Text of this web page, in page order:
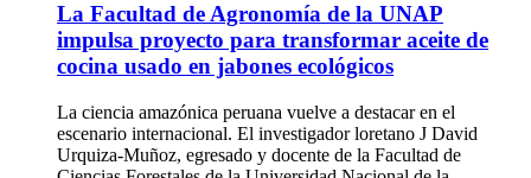
La Facultad de Agronomía de la UNAP
impulsa proyecto para transformar aceite de
cocina usado en jabones ecológicos
La ciencia amazónica peruana vuelve a destacar en el
escenario internacional. El investigador loretano J David
Urquiza-Muñoz, egresado y docente de la Facultad de